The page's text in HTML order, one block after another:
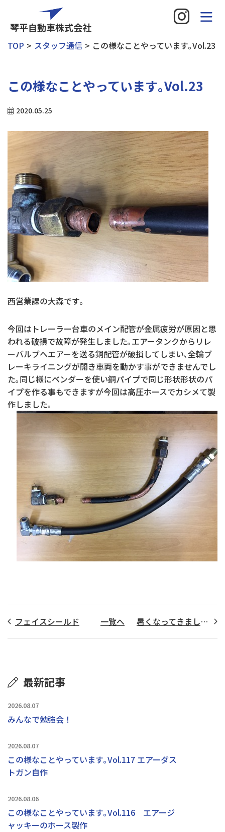
琴平自動車株式会社
TOP スタッフ通信 この様なことやっています｡Vol.23
この様なことやっています｡Vol.23
2020.05.25
西営業課の大森です｡
今回はトレーラー台車のメイン配管が金属疲労が原因と思
われる破損で故障が発生しました｡エアータンクからリレ
ーバルブへエアーを送る銅配管が破損してしまい､全輪ブ
レーキライニングが開き車両を動かす事ができませんでし
た｡同じ様にベンダーを使い銅パイプで同じ形状形状のパ
イプを作る事もできますが今回は高圧ホースでカシメて製
作しました｡
フェイスシールド 一覧へ 暑くなってきました！
最新記事
2026.08.07
みんなで勉強会！
2026.08.07
この様なことやっています｡Vol.117 エアーダス
トガン自作
2026.08.06
この様なことやっています｡Vol.116 エアージ
ャッキーのホース製作